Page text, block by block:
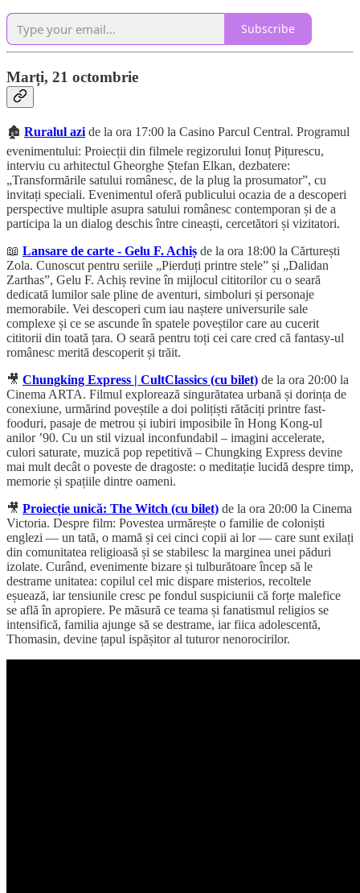
Subscribe
Marți, 21 octombrie
🏚️ Ruralul azide la ora 17:00 la Casino Parcul Central. Programul
evenimentului: Proiecții din filmele regizorului Ionuț Pițurescu,
interviu cu arhitectul Gheorghe Ștefan Elkan, dezbatere:
„Transformările satului românesc, de la plug la prosumator”, cu
invitați speciali. Evenimentul oferă publicului ocazia de a descoperi
perspective multiple asupra satului românesc contemporan și de a
participa la un dialog deschis între cineaști, cercetători și vizitatori.
📖 Lansare de carte - Gelu F. Achiș de la ora 18:00 la Cărturești
Zola. Cunoscut pentru seriile „Pierduți printre stele” și „Dalidan
Zarthas”, Gelu F. Achiș revine în mijlocul cititorilor cu o seară
dedicată lumilor sale pline de aventuri, simboluri și personaje
memorabile. Vei descoperi cum iau naștere universurile sale
complexe și ce se ascunde în spatele poveștilor care au cucerit
cititorii din toată țara. O seară pentru toți cei care cred că fantasy-ul
românesc merită descoperit și trăit.
🎥 Chungking Express | CultClassics (cu bilet) de la ora 20:00 la
Cinema ARTA. Filmul explorează singurătatea urbană și dorința de
conexiune, urmărind poveștile a doi polițiști rătăciți printre fast-
fooduri, pasaje de metrou și iubiri imposibile în Hong Kong-ul
anilor ’90. Cu un stil vizual inconfundabil – imagini accelerate,
culori saturate, muzică pop repetitivă – Chungking Express devine
mai mult decât o poveste de dragoste: o meditație lucidă despre timp,
memorie și spațiile dintre oameni.
🎥 Proiecție unică: The Witch (cu bilet) de la ora 20:00 la Cinema
Victoria. Despre film: Povestea urmărește o familie de coloniști
englezi — un tată, o mamă și cei cinci copii ai lor — care sunt exilați
din comunitatea religioasă și se stabilesc la marginea unei păduri
izolate. Curând, evenimente bizare și tulburătoare încep să le
destrame unitatea: copilul cel mic dispare misterios, recoltele
eșuează, iar tensiunile cresc pe fondul suspiciunii că forțe malefice
se află în apropiere. Pe măsură ce teama și fanatismul religios se
intensifică, familia ajunge să se destrame, iar fiica adolescentă,
Thomasin, devine țapul ispășitor al tuturor nenorocirilor.